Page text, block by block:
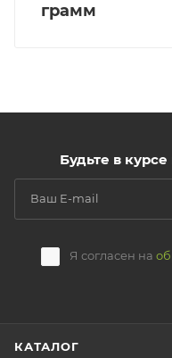
грамм
Будьте в
Я согласен на
КАТАЛОГ